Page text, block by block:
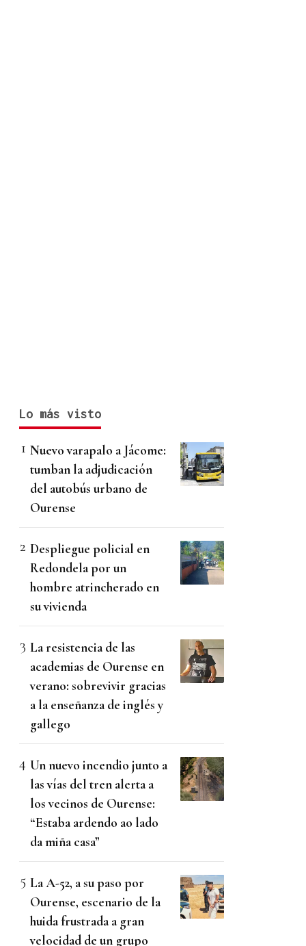
Lo más visto
Nuevo varapalo a Jácome:
tumban la adjudicación
del autobús urbano de
Ourense
Despliegue policial en
Redondela por un
hombre atrincherado en
su vivienda
La resistencia de las
academias de Ourense en
verano: sobrevivir gracias
a la enseñanza de inglés y
gallego
Un nuevo incendio junto a
las vías del tren alerta a
los vecinos de Ourense:
“Estaba ardendo ao lado
da miña casa”
La A-52, a su paso por
Ourense, escenario de la
huida frustrada a gran
velocidad de un grupo